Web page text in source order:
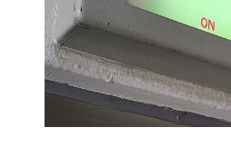
2021.07.02
이용호